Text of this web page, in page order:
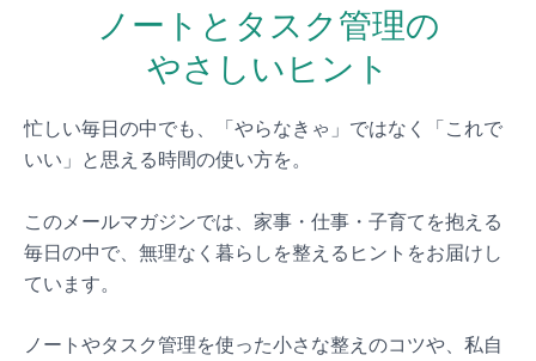
ノートとタスク管理の
やさしいヒント
忙しい毎日の中でも、「やらなきゃ」ではなく「これで
いい」と思える時間の使い方を。
このメールマガジンでは、家事・仕事・子育てを抱える
毎日の中で、無理なく暮らしを整えるヒントをお届けし
ています。
ノートやタスク管理を使った小さな整えのコツや、私自